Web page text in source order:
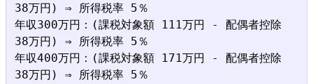
38万円) ⇒ 所得税率 5％
年収300万円：(課税対象額 111万円 - 配偶者控除
38万円) ⇒ 所得税率 5％
年収400万円：(課税対象額 171万円 - 配偶者控除
38万円) ⇒ 所得税率 5％